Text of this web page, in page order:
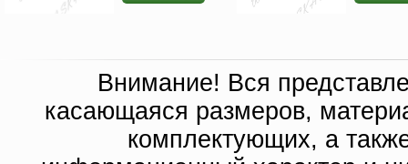
Внимание! Вся
касающаяся размеров,
комплектующих, а